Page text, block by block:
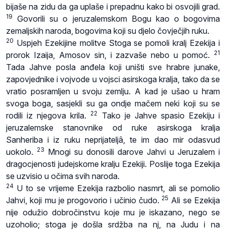
bijaše na zidu da ga uplaše i prepadnu kako bi osvojili grad.
19
Govorili su o jeruzalemskom Bogu kao o bogovima
zemaljskih naroda, bogovima koji su djelo čovječjih ruku.
20 Uspjeh Ezekijine molitve Stoga se pomoli kralj Ezekija i
prorok Izaija, Amosov sin, i zazvaše nebo u pomoć.
21
Tada Jahve posla anđela koji uništi sve hrabre junake,
zapovjednike i vojvode u vojsci asirskoga kralja, tako da se
vratio posramljen u svoju zemlju. A kad je ušao u hram
svoga boga, sasjekli su ga ondje mačem neki koji su se
rodili iz njegova krila.
22
Tako je Jahve spasio Ezekiju i
jeruzalemske stanovnike od ruke asirskoga kralja
Sanheriba i iz ruku neprijateljâ, te im dao mir odasvud
uokolo. 23 Mnogi su donosili darove Jahvi u Jeruzalem i
dragocjenosti judejskome kralju Ezekiji. Poslije toga Ezekija
se uzvisio u očima svih naroda.
24 U to se vrijeme Ezekija razbolio nasmrt, ali se pomolio
Jahvi, koji mu je progovorio i učinio čudo. 25 Ali se Ezekija
nije odužio dobročinstvu koje mu je iskazano, nego se
uzoholio; stoga je došla srdžba na nj, na Judu i na